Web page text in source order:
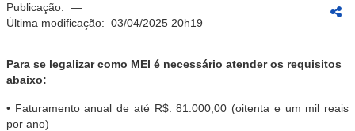
Publicação: —
Última modificação: 03/04/2025 20h19
Para se legalizar como MEI é necessário atender os requisitos
abaixo:
• Faturamento anual de até R$: 81.000,00 (oitenta e um mil reais
por ano)